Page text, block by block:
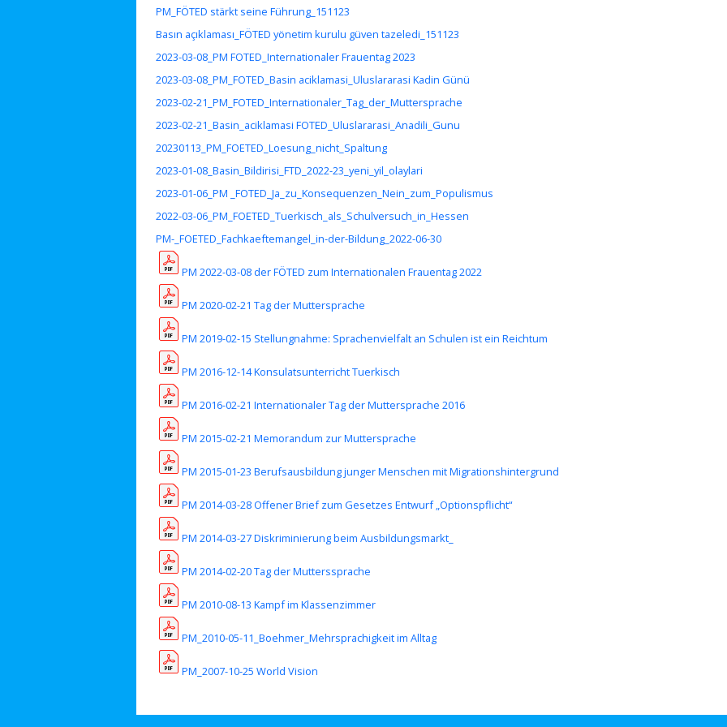
PM_FÖTED stärkt seine Führung_151123
Basın açıklaması_FÖTED yönetim kurulu güven tazeledi_151123
2023-03-08_PM FOTED_Internationaler Frauentag 2023
2023-03-08_PM_FOTED_Basin aciklamasi_Uluslararasi Kadin Günü
2023-02-21_PM_FOTED_Internationaler_Tag_der_Muttersprache
2023-02-21_Basin_aciklamasi FOTED_Uluslararasi_Anadili_Gunu
20230113_PM_FOETED_Loesung_nicht_Spaltung
2023-01-08_Basin_Bildirisi_FTD_2022-23_yeni_yil_olaylari
2023-01-06_PM _FOTED_Ja_zu_Konsequenzen_Nein_zum_Populismus
2022-03-06_PM_FOETED_Tuerkisch_als_Schulversuch_in_Hessen
PM-_FOETED_Fachkaeftemangel_in-der-Bildung_2022-06-30
PM 2022-03-08 der FÖTED zum Internationalen Frauentag 2022
PM 2020-02-21 Tag der Muttersprache
PM 2019-02-15 Stellungnahme: Sprachenvielfalt an Schulen ist ein Reichtum
PM 2016-12-14 Konsulatsunterricht Tuerkisch
PM 2016-02-21 Internationaler Tag der Muttersprache 2016
PM 2015-02-21 Memorandum zur Muttersprache
PM 2015-01-23 Berufsausbildung junger Menschen mit Migrationshintergrund
PM 2014-03-28 Offener Brief zum Gesetzes Entwurf „Optionspflicht“
PM 2014-03-27 Diskriminierung beim Ausbildungsmarkt_
PM 2014-02-20 Tag der Mutterssprache
PM 2010-08-13 Kampf im Klassenzimmer
PM_2010-05-11_Boehmer_Mehrsprachigkeit im Alltag
PM_2007-10-25 World Vision